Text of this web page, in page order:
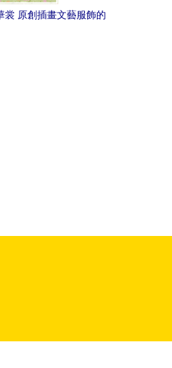
裳 原創插畫文藝服飾的